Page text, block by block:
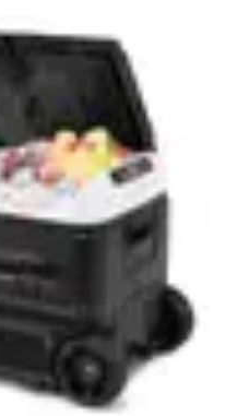
et conseilsRecettes et
des Fruits de Mer